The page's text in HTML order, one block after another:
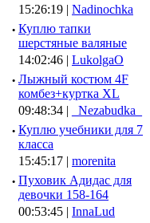
15:26:19 | Nadinochka
· Куплю тапки
шерстяные валяные
14:02:46 | LukolgaO
· Лыжный костюм 4F
комбез+куртка XL
09:48:34 |
_Nezabudka_
· Куплю учебники для 7
класса
15:45:17 | morenita
· Пуховик Адидас для
девочки 158-164
00:53:45 | InnaLud